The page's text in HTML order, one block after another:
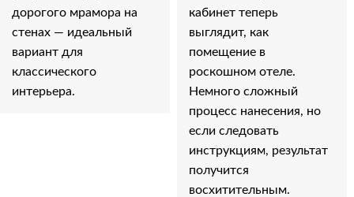
дорогого мрамора на
стенах — идеальный
вариант для
классического
интерьера.
кабинет теперь
выглядит, как
помещение в
роскошном отеле.
Немного сложный
процесс нанесения, но
если следовать
инструкциям, результат
получится
восхитительным.